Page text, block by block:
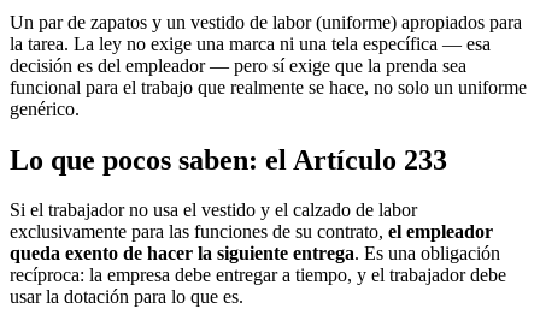
Un par de zapatos y un vestido de labor (uniforme) apropiados para
la tarea. La ley no exige una marca ni una tela específica — esa
decisión es del empleador — pero sí exige que la prenda sea
funcional para el trabajo que realmente se hace, no solo un uniforme
genérico.
Lo que pocos saben: el Artículo 233
Si el trabajador no usa el vestido y el calzado de labor
exclusivamente para las funciones de su contrato, el empleador
queda exento de hacer la siguiente entrega. Es una obligación
recíproca: la empresa debe entregar a tiempo, y el trabajador debe
usar la dotación para lo que es.